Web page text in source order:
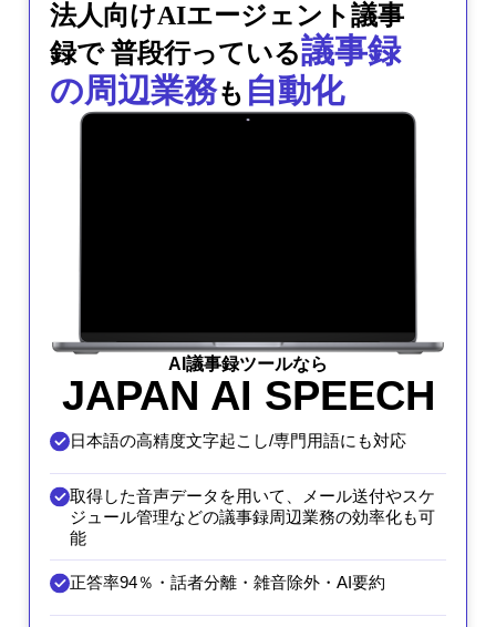
法人向けAIエージェント議事
録で普段行っている議事録
の周辺業務も 自動化
AI議事録ツールなら
JAPAN AI SPEECH
日本語の高精度文字起こし/専門用語にも対応
取得した音声データを用いて、メール送付やスケ
ジュール管理などの議事録周辺業務の効率化も可
能
正答率94％・話者分離・雑音除外・AI要約